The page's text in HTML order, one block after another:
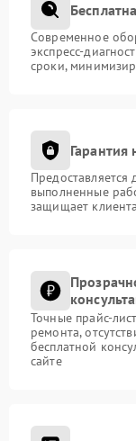
Современное
экспресс-
сроки,
Гарантия
выполненные
защищает
Точные прайс-
ремонта,
бесплатной
сайте